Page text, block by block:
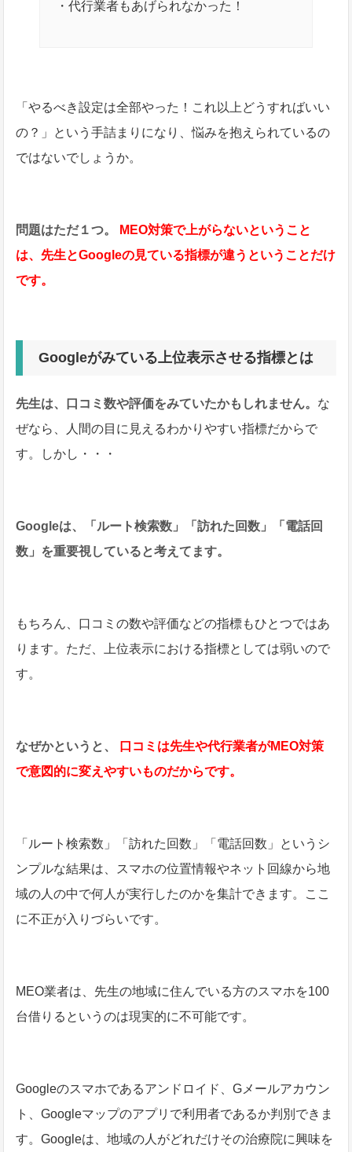
・代行業者もあげられなかった！
「やるべき設定は全部やった！これ以上どうすればいい
の？」という手詰まりになり、悩みを抱えられているの
ではないでしょうか。
問題はただ１つ。
MEO対策で上がらないということ
は、先生とGoogleの見ている指標が違うということだけ
です。
Googleがみている上位表示させる指標とは
先生は、口コミ数や評価をみていたかもしれません。 な
ぜなら、人間の目に見えるわかりやすい指標だからで
す。しかし・・・
Googleは、「ルート検索数」「訪れた回数」「電話回
数」を重要視していると考えてます。
もちろん、口コミの数や評価などの指標もひとつではあ
ります。ただ、上位表示における指標としては弱いので
す。
なぜかというと、
口コミは先生や代行業者がMEO対策
で意図的に変えやすいものだからです。
「ルート検索数」「訪れた回数」「電話回数」というシ
ンプルな結果は、スマホの位置情報やネット回線から地
域の人の中で何人が実行したのかを集計できます。ここ
に不正が入りづらいです。
MEO業者は、先生の地域に住んでいる方のスマホを100
台借りるというのは現実的に不可能です。
Googleのスマホであるアンドロイド、Gメールアカウン
ト、Googleマップのアプリで利用者であるか判別できま
す。Googleは、地域の人がどれだけその治療院に興味を